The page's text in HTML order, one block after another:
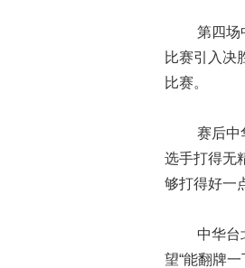
第四场中
比赛引入决
比赛。
赛后中华
选手打得无
够打得好一
中华台北
望“能翻牌一